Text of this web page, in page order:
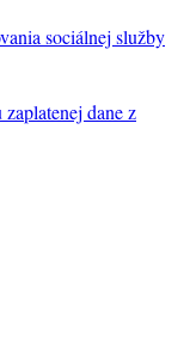
sociálnej služby
dane z